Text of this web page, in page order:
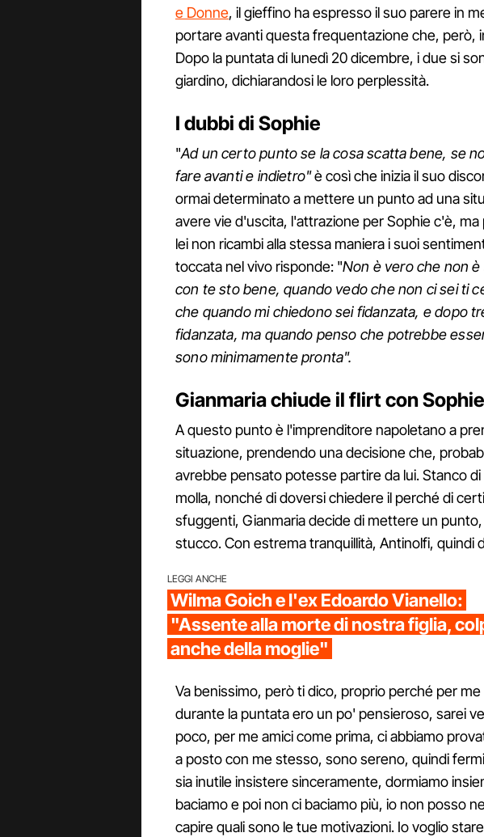
e Donne, il gieffino ha espresso il suo parere in
portare avanti questa frequentazione che, però,
Dopo la puntata di lunedì 20 dicembre, i due si
giardino, dichiarandosi le loro perplessità.
I dubbi di Sophie
"Ad un certo punto se la cosa scatta bene, se
fare avanti e indietro"è così che inizia il suo
ormai determinato a mettere un punto ad una
avere vie d'uscita, l'attrazione per Sophie c'è,
lei non ricambi alla stessa maniera i suoi
toccata nel vivo risponde: "Non è vero che non
con te sto bene, quando vedo che non ci sei ti
che quando mi chiedono sei fidanzata, e dopo
fidanzata, ma quando penso che potrebbe
sono minimamente pronta".
Gianmaria chiude il flirt con Sophie
A questo punto è l'imprenditore napoletano a
situazione, prendendo una decisione che,
avrebbe pensato potesse partire da lui. Stanco
molla, nonché di doversi chiedere il perché di
sfuggenti, Gianmaria decide di mettere un
stucco. Con estrema tranquillità, Antinolfi, quindi
LEGGI ANCHE
Wilma Goich e l'ex Edoardo Vianello:
"Assente alla morte di nostra figlia,
anche della moglie"
Va benissimo, però ti dico, proprio perché per
durante la puntata ero un po' pensieroso, sarei
poco, per me amici come prima, ci abbiamo
a posto con me stesso, sono sereno, quindi
sia inutile insistere sinceramente, dormiamo
baciamo e poi non ci baciamo più, io non posso
capire quali sono le tue motivazioni. Io voglio